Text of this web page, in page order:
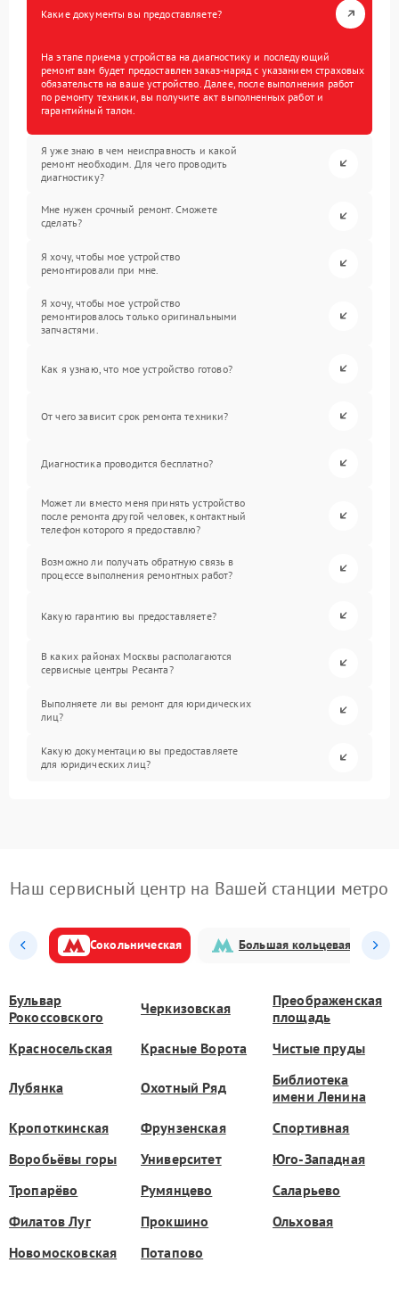
Какие документы вы предоставляете?
На этапе приема устройства на диагностику и последующий
ремонт вам будет предоставлен заказ-наряд с указанием страховых
обязательств на ваше устройство. Далее, после выполнения работ
по ремонту техники, вы получите акт выполненных работ и
гарантийный талон.
Я уже знаю в чем неисправность и какой
ремонт необходим. Для чего проводить
диагностику?
Мне нужен срочный ремонт. Сможете
сделать?
Я хочу, чтобы мое устройство
ремонтировали при мне.
Я хочу, чтобы мое устройство
ремонтировалось только оригинальными
запчастями.
Как я узнаю, что мое устройство готово?
От чего зависит срок ремонта техники?
Диагностика проводится бесплатно?
Может ли вместо меня принять устройство
после ремонта другой человек, контактный
телефон которого я предоставлю?
Возможно ли получать обратную связь в
процессе выполнения ремонтных работ?
Какую гарантию вы предоставляете?
В каких районах Москвы располагаются
сервисные центры Ресанта?
Выполняете ли вы ремонт для юридических
лиц?
Какую документацию вы предоставляете
для юридических лиц?
Наш сервисный центр на Вашей станции метро
Сокольническая Большая кольцевая
Бульвар
Рокоссовского
Черкизовская
Преображенская
площадь
Красносельская
Красные Ворота Чистые пруды
Лубянка Охотный Ряд
Библиотека
имени Ленина
Кропоткинская
Фрунзенская
Спортивная
Воробьёвы горы
Университет
Юго-Западная
Тропарёво
Румянцево
Саларьево
Филатов Луг
Прокшино
Ольховая
Новомосковская
Потапово